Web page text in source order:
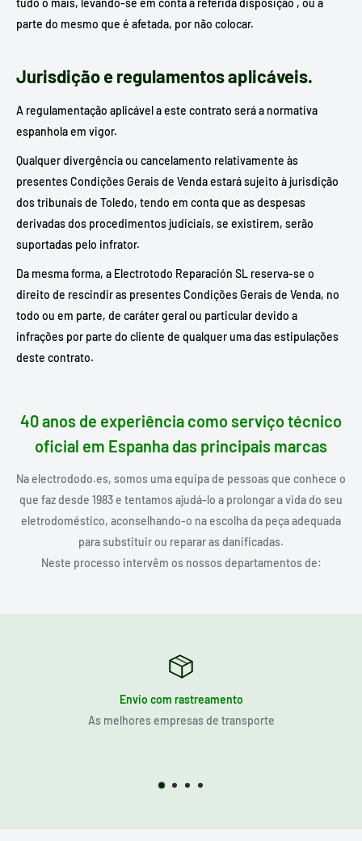
parte do mesmo que é afetada, por não colocar.
Jurisdição e regulamentos aplicáveis.
A regulamentação aplicável a este contrato será a normativa
espanhola em vigor.
Qualquer divergência ou cancelamento relativamente às
presentes Condições Gerais de Venda estará sujeito à jurisdição
dos tribunais de Toledo, tendo em conta que as despesas
derivadas dos procedimentos judiciais, se existirem, serão
suportadas pelo infrator.
Da mesma forma, a Electrotodo Reparación SL reserva-se o
direito de rescindir as presentes Condições Gerais de Venda, no
todo ou em parte, de caráter geral ou particular devido a
infrações por parte do cliente de qualquer uma das estipulações
deste contrato.
40 anos de experiência como serviço técnico
oficial em Espanha das principais marcas
Na electrododo.es, somos uma equipa de pessoas que conhece o
que faz desde 1983 e tentamos ajudá-lo a prolongar a vida do seu
eletrodoméstico, aconselhando-o na escolha da peça adequada
para substituir ou reparar as danificadas.
Neste processo intervêm os nossos departamentos de:
Envio com rastreamento
As melhores empresas de transporte